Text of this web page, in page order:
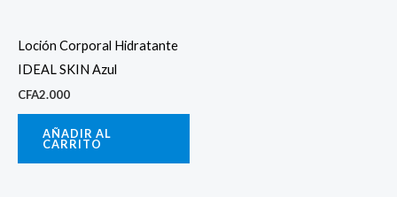
Loción Corporal Hidratante
IDEAL SKIN Azul
CFA2.000
AÑADIR AL
CARRITO